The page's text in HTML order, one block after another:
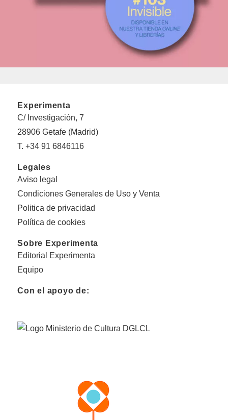
Experimenta
C/ Investigación, 7
28906 Getafe (Madrid)
T. +34 91 6846116
Legales
Aviso legal
Condiciones Generales de Uso y Venta
Politica de privacidad
Política de cookies
Sobre Experimenta
Editorial Experimenta
Equipo
Con el apoyo de: